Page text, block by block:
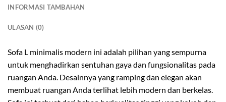
INFORMASI TAMBAHAN
ULASAN (0)
Sofa L minimalis modern ini adalah pilihan yang sempurna
untuk menghadirkan sentuhan gaya dan fungsionalitas pada
ruangan Anda. Desainnya yang ramping dan elegan akan
membuat ruangan Anda terlihat lebih modern dan berkelas.